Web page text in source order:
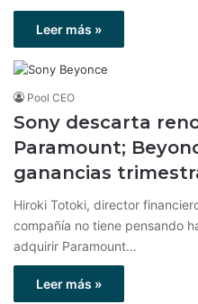
Leer más »
Pool CEO
Sony descarta
Paramount;
ganancias
Hiroki Totoki, director
compañía no tiene pensando
adquirir Paramount…
Leer más »